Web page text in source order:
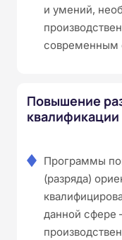
и умений,
современным
Повышение
квалификации
Программы
(разряда)
данной сфере